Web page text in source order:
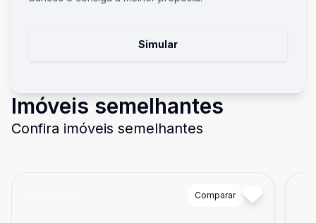
Simular
Imóveis semelhantes
Confira imóveis semelhantes
Comparar